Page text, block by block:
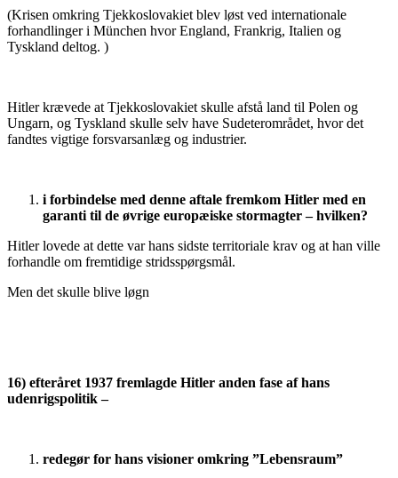
(Krisen omkring Tjekkoslovakiet blev løst ved internationale
forhandlinger i München hvor England, Frankrig, Italien og
Tyskland deltog. )
Hitler krævede at Tjekkoslovakiet skulle afstå land til Polen og
Ungarn, og Tyskland skulle selv have Sudeterområdet, hvor det
fandtes vigtige forsvarsanlæg og industrier.
i forbindelse med denne aftale fremkom Hitler med en
garanti til de øvrige europæiske stormagter – hvilken?
Hitler lovede at dette var hans sidste territoriale krav og at han ville
forhandle om fremtidige stridsspørgsmål.
Men det skulle blive løgn
16) efteråret 1937 fremlagde Hitler anden fase af hans
udenrigspolitik –
redegør for hans visioner omkring ”Lebensraum”